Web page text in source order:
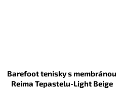
Barefoot tenisky s membránou
Reima Tepastelu-Light Beige